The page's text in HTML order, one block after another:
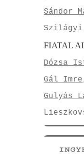
Sándor
Szilágyi
FIATAL
Dózsa
Gál
Gulyás